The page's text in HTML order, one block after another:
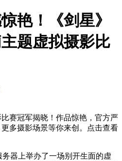
艳！《剑星》
题虚拟摄影比
比赛冠军揭晓！作品惊艳，官方严
多摄影场景等你来创。点击查看
务器上举办了一场别开生面的虚